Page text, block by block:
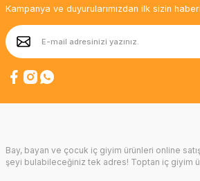
Kampanya ve duyurularımızdan ilk sizin
Bay, bayan ve çocuk iç giyim ürünleri online
şeyi bulabileceğiniz tek adres! Toptan iç giyim